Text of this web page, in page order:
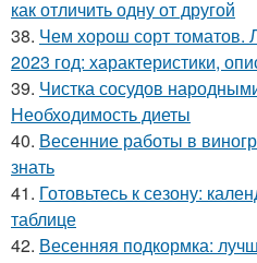
как отличить одну от другой
38. Чем хорош сорт томатов.
2023 год: характеристики,
39. Чистка сосудов
Необходимость диеты
40. Весенние работы в
знать
41. Готовьтесь к сезону:
таблице
42. Весенняя подкормка: